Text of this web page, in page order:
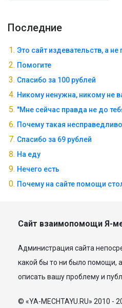
Последние
Это сайт издевательств, а
Помогите
Спасибо за 100 рублей
Никому ненужна, никому не
"Мне сейчас правда не до
Почему такая
Спасибо за 69 рублей
На еду
Нечего есть
Почему на сайте помощи
Сайт взаимопомощи Я-
Администрация сайта
какой бы то ни было помощи,
описать вашу проблему и
© «YA-MECHTAYU.RU» 2010 -